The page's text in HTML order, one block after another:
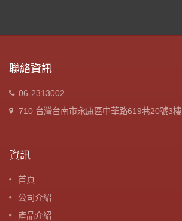
聯絡資訊
06-2313002
710 台灣台南市永康區中華路619巷20號3樓
資訊
首頁
公司介紹
產品介紹